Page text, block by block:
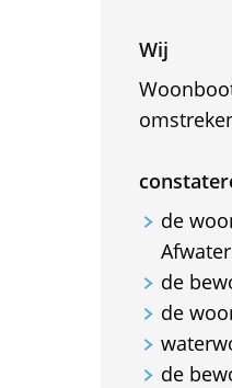
Wij
de
de
de
de